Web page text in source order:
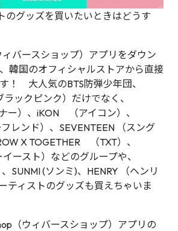
のグッズを買いたいときはどうす
バースショップ）アプリをダウン
韓国のオフィシャルストアから直接
！ 大人気のBTS防弾少年団、
ックピンク）だけでなく、
ー）、iKON （アイコン）、
レンド）、SEVENTEEN （スング
X TOGETHER （TXT）、
イースト）などのグループや、
SUNMI (ソンミ)、HENRY （ヘンリ
ティストのグッズも買えちゃいま
（ウィバースショップ）アプリの